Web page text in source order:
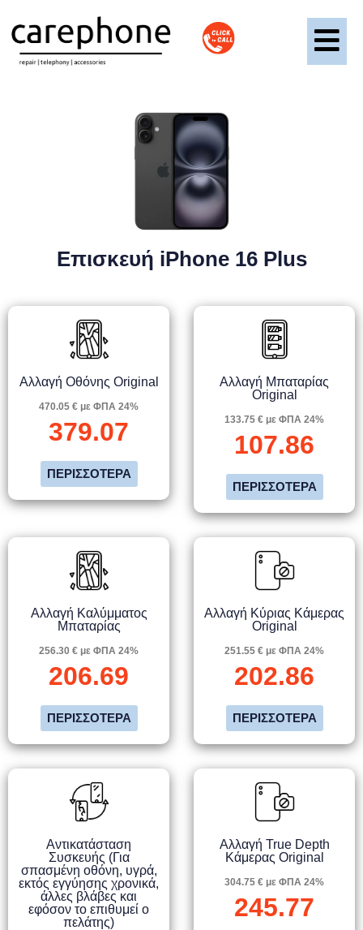
Επισκευή iPhone 16 Plus
Αλλαγή Οθόνης Original
470.05 € με ΦΠΑ 24%
379.07
ΠΕΡΙΣΣΌΤΕΡΑ
Αλλαγή Μπαταρίας
Original
133.75 € με ΦΠΑ 24%
107.86
ΠΕΡΙΣΣΌΤΕΡΑ
Αλλαγή Καλύμματος
Μπαταρίας
256.30 € με ΦΠΑ 24%
206.69
ΠΕΡΙΣΣΌΤΕΡΑ
Αλλαγή Κύριας Κάμερας
Original
251.55 € με ΦΠΑ 24%
202.86
ΠΕΡΙΣΣΌΤΕΡΑ
Αντικατάσταση
Συσκευής (Για
σπασμένη οθόνη, υγρά,
εκτός εγγύησης χρονικά,
άλλες βλάβες και
εφόσον το επιθυμεί ο
πελάτης)
Αλλαγή True Depth
Κάμερας Original
304.75 € με ΦΠΑ 24%
245.77